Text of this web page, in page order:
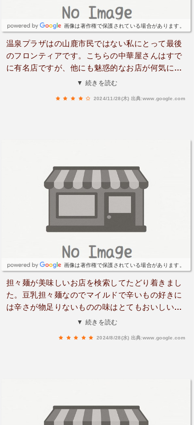
画像は著作権で保護されている場合があります。
温泉プラザはの山鹿市民ではない私にとって最後
のフロンティアです。こちらの中華屋さんはすで
に有名店ですが、他にも魅惑的なお店が何気に営
業されてます。温泉入ってすぐ美味しいご飯が食
▼ 続きを読む
2024/11/28(木) 出典:www.google.com
画像は著作権で保護されている場合があります。
担々麺が美味しいお店を検索してたどり着きまし
た。豆乳担々麺なのでマイルドで辛いもの好きに
は辛さが物足りないものの味はとてもおいしい！
唐揚げも評判らしいので単品で追加注文。カリカ
▼ 続きを読む
2024/8/28(水) 出典:www.google.com